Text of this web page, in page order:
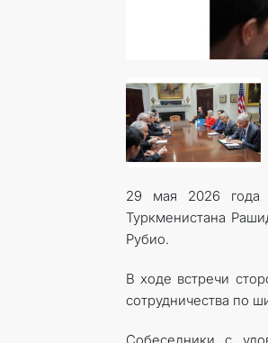
29 мая 2026 года
Туркменистана
Рубио.
В ходе встречи
сотрудничества по